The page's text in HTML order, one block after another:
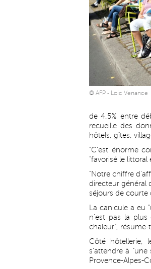
© AFP - Loic Venance
de 4,5% entre
recueille des
hôtels, gîtes,
"C'est énorme
"favorisé le littoral
"Notre chiffre
directeur général
séjours de courte
La canicule a
n'est pas la plus
chaleur", résume-
Côté hôtellerie,
s'attendre à "une
Provence-Alpes-